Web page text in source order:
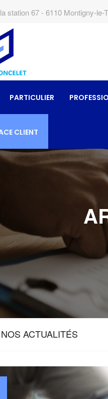
station 67 - 6110 Montigny-le-
PARTICULIER
CLIENT
NOS ACTUALITÉS